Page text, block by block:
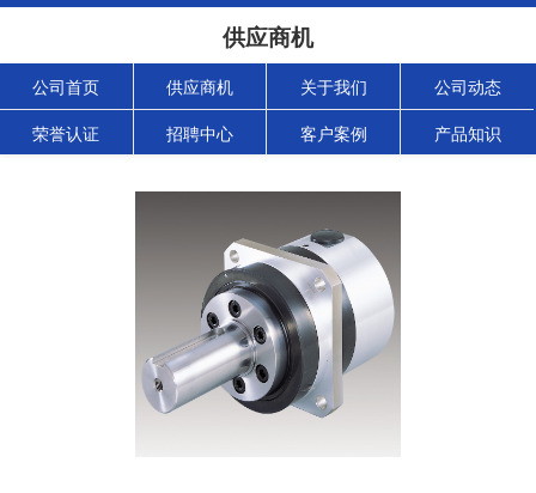
供应商机
公司首页 供应商机 关于我们 公司动态
荣誉认证 招聘中心 客户案例 产品知识